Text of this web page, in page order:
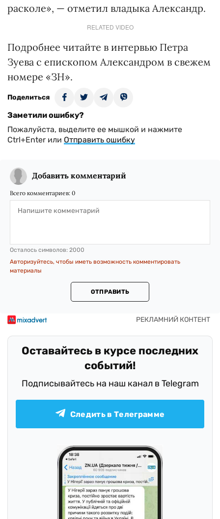
расколе», — отметил владыка Александр.
RELATED VIDEO
Подробнее читайте в интервью Петра
Зуева с епископом Александром в свежем
номере «ЗН».
Поделиться
Заметили ошибку?
Пожалуйста, выделите ее мышкой и нажмите
Ctrl+Enter или Отправить ошибку
Добавить комментарий
Всего комментариев: 0
Осталось символов: 2000
Авторизуйтесь, чтобы иметь возможность комментировать
материалы
ОТПРАВИТЬ
Оставайтесь в курсе последних
событий!
Подписывайтесь на наш канал в Telegram
Следить в Телеграмме